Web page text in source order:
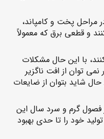
مراحل پخت و کامپاند،
و قطعی برق که معمولاً
با این حال مشکلات
توان از افت ناگزیر
۵ درصد افت تولید همچنان وجود دارد. با این حال شاید بتوان از ضایعات
را رقم بزنند اما قطعی برق و گاز در فصول گرم و سرد سال این
خود را تا حدی بهبود